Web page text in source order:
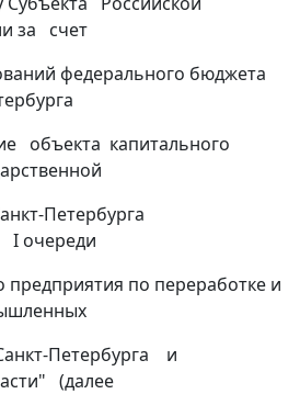
за счет
федерального бюджета
объекта капитального
Петербурга
очереди
предприятия по переработке и
Петербурга и
(далее